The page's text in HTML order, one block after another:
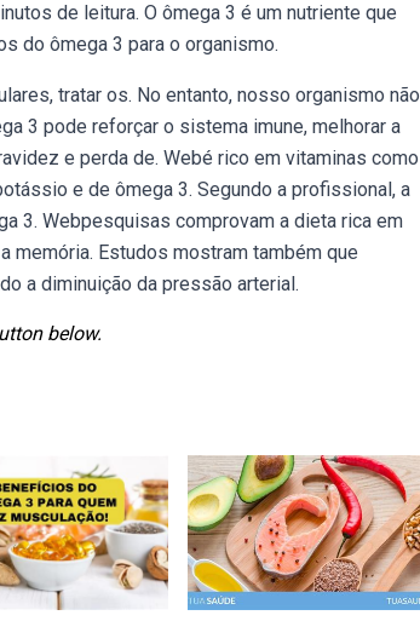
de leitura. O ômega 3 é um nutriente que
do ômega 3 para o organismo.
tratar os. No entanto, nosso organismo não
3 pode reforçar o sistema imune, melhorar a
e perda de. Webé rico em vitaminas como
e de ômega 3. Segundo a profissional, a
3. Webpesquisas comprovam a dieta rica em
memória. Estudos mostram também que
a diminuição da pressão arterial.
below.